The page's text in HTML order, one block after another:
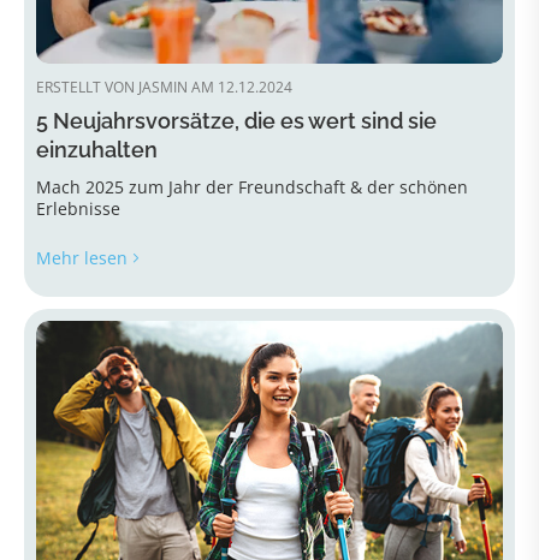
ERSTELLT VON JASMIN AM 12.12.2024
5 Neujahrsvorsätze, die es wert sind sie
einzuhalten
Mach 2025 zum Jahr der Freundschaft & der schönen
Erlebnisse
Mehr lesen